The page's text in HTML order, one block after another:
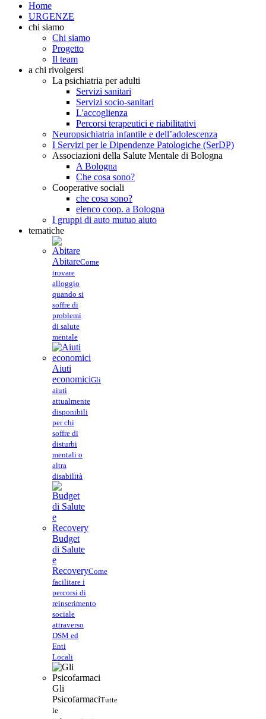
Home
URGENZE
chi siamo
Chi siamo
Progetto
Il team
a chi rivolgersi
La psichiatria per adulti
Servizi sanitari
Servizi socio-sanitari
L'accoglienza
Percorsi terapeutici e riabilitativi
Neuropsichiatria infantile e dell’adolescenza
I Servizi per le Dipendenze Patologiche (SerDP)
Associazioni della Salute Mentale di Bologna
A Bologna
Che cosa sono?
Cooperative sociali
che cosa sono?
elenco coop. a Bologna
I gruppi di auto mutuo aiuto
tematiche
AbitareCome
trovare
alloggio
quando si
soffre di
problemi
di salute
mentale
Aiuti
economiciGli
aiuti
attualmente
disponibili
per chi
soffre di
disturbi
mentali o
altra
disabilità
Budget
di Salute
e
RecoveryCome
facilitare i
percorsi di
reinserimento
sociale
attraverso
DSM ed
Enti
Locali
Gli
PsicofarmaciTutte
le